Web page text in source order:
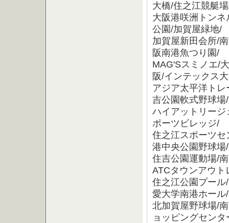
大橋/住之江競艇
大阪港咲洲トン
公園/加賀屋緑地/
加賀屋新田会所/
阪南港魚つり園/
MAG'Sスミノエ/
阪/インテックス
アジア太平洋ト
吉公園軟式野球場/
ハイアットリー
ポーツビレッジ/
住之江スポーツ
港中央公園野球場/
住吉公園運動場/
ATCタウンアウト
住之江公園プー
愛大学南港ホール/
北加賀屋野球場/
ョッピングセンタ